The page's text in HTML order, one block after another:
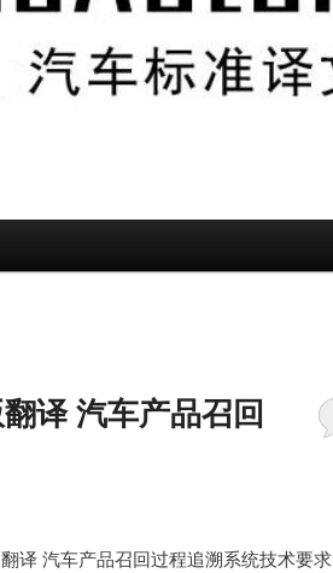
译 汽车产品召回
译 汽车产品召回过程追溯系统技术要求